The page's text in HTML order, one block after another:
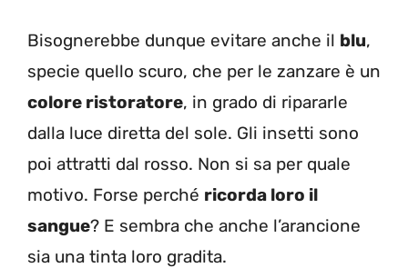
Bisognerebbe dunque evitare anche il blu,
specie quello scuro, che per le zanzare è un
colore ristoratore, in grado di ripararle
dalla luce diretta del sole. Gli insetti sono
poi attratti dal rosso. Non si sa per quale
motivo. Forse perché ricorda loro il
sangue? E sembra che anche l’arancione
sia una tinta loro gradita.